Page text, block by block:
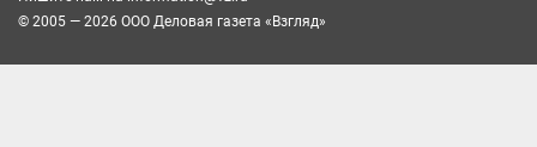
© 2005 — 2026 ООО Деловая газета «Взгляд»